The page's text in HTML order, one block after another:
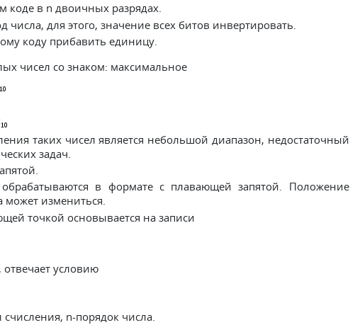
коде в n двоичных разрядах.
для этого, значение всех битов инвертировать.
коду прибавить единицу.
чисел со знаком: максимальное
таких чисел является небольшой диапазон, недостаточный
задач.
в формате с плавающей запятой. Положение
может измениться.
точкой основывается на записи
отвечает условию
n-порядок числа.